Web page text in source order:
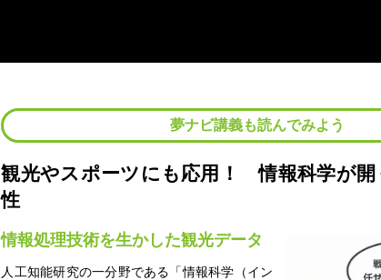
夢ナビ講義も読んでみよう
観光やスポーツにも応用！ 情報科学が開
性
情報処理技術を生かした観光データ
人工知能研究の一分野である「情報科学（イン